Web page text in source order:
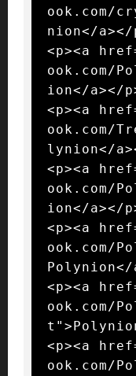
ook.com/
nion</a></
<p><a
ook.com/
ion</a></
<p><a
ook.com/
lynion</
<p><a
ook.com/
ion</a></
<p><a
ook.com/
Polynion</
<p><a
ook.com/
<p><a
ook.com/